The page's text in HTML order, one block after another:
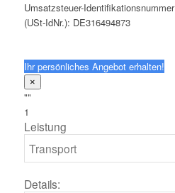
Umsatzsteuer-Identifikationsnummer
(USt-IdNr.): DE316494873
Ihr persönliches Angebot erhalten!
×
""
1
Leistung
Details: